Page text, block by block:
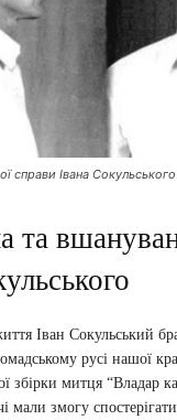
справи Івана Сокульського
та
Іван Сокульський
русі нашої
збірки митця “Владар
мали змогу